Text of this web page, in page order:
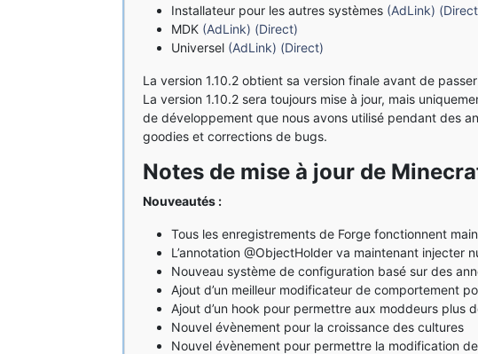
Installateur pour les autres systèmes (AdLink)
MDK (AdLink) (Direct)
Universel (AdLink) (Direct)
La version 1.10.2 obtient sa version finale avant de
La version 1.10.2 sera toujours mise à jour, mais
de développement que nous avons utilisé pendant des
goodies et corrections de bugs.
Notes de mise à jour de
Nouveautés :
Tous les enregistrements de Forge fonctionnent
L’annotation @ObjectHolder va maintenant injecter
Nouveau système de configuration basé sur des
Ajout d’un meilleur modificateur de comportement
Ajout d’un hook pour permettre aux moddeurs plus
Nouvel évènement pour la croissance des cultures
Nouvel évènement pour permettre la modification